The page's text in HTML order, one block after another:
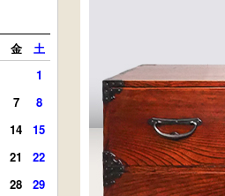
金
土
1
7
8
14
15
21
22
28
29
1
7 8 9 10 11
12
14 15 16 17 18
19
21 22 23 24 25
26
28 29 30